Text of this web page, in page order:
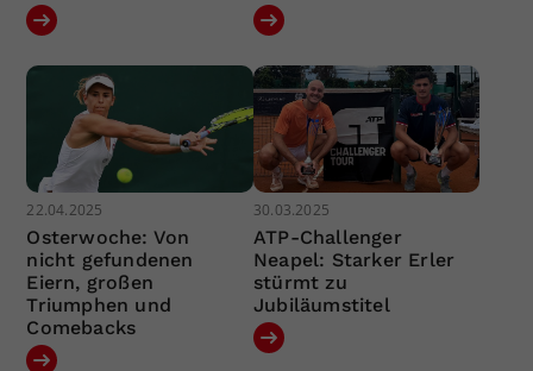
22.04.2025
Osterwoche: Von
nicht gefundenen
Eiern, großen
Triumphen und
Comebacks
30.03.2025
ATP-Challenger
Neapel: Starker Erler
stürmt zu
Jubiläumstitel